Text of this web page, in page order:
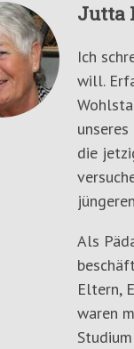
Jutta
Ich
will.
die
Als
Eltern,
waren